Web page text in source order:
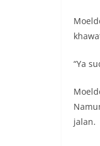
“Ya
jalan.